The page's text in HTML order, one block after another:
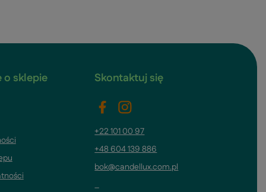
sklepie Skontaktuj się
+22 101 00 97
+48 604 139 886
bok@candellux.com.pl
_